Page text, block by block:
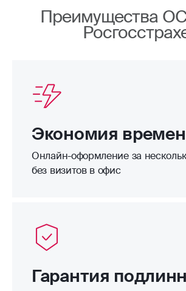
Преимущества
Экономия
Онлайн-оформление за
без визитов в офис
Гарантия